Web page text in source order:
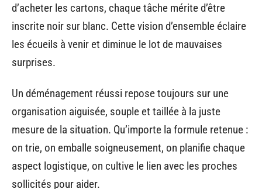
d’acheter les cartons, chaque tâche mérite d’être
inscrite noir sur blanc. Cette vision d’ensemble éclaire
les écueils à venir et diminue le lot de mauvaises
surprises.
Un déménagement réussi repose toujours sur une
organisation aiguisée, souple et taillée à la juste
mesure de la situation. Qu’importe la formule retenue :
on trie, on emballe soigneusement, on planifie chaque
aspect logistique, on cultive le lien avec les proches
sollicités pour aider.